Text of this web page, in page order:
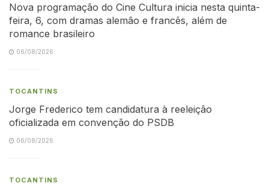
Nova programação do Cine Cultura inicia nesta quinta-
feira, 6, com dramas alemão e francês, além de
romance brasileiro
06/08/2026
TOCANTINS
Jorge Frederico tem candidatura à reeleição
oficializada em convenção do PSDB
06/08/2026
TOCANTINS